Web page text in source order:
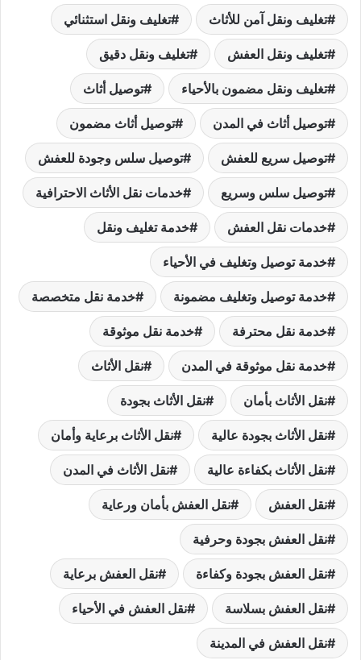
تغليف ونقل آمن للأثاث تغليف ونقل استثنائي
تغليف ونقل العفش تغليف ونقل دقيق
تغليف ونقل مضمون بالأحياء توصيل أثاث
توصيل أثاث في المدن توصيل أثاث مضمون
توصيل سريع للعفش توصيل سلس وجودة للعفش
توصيل سلس وسريع خدمات نقل الأثاث الاحترافية
خدمات نقل العفش خدمة تغليف ونقل
خدمة توصيل وتغليف في الأحياء
خدمة توصيل وتغليف مضمونة خدمة نقل متخصصة
خدمة نقل محترفة خدمة نقل موثوقة
خدمة نقل موثوقة في المدن نقل الأثاث
نقل الأثاث بأمان نقل الأثاث بجودة
نقل الأثاث بجودة عالية نقل الأثاث برعاية وأمان
نقل الأثاث بكفاءة عالية نقل الأثاث في المدن
نقل العفش نقل العفش بأمان ورعاية
نقل العفش بجودة وحرفية
نقل العفش بجودة وكفاءة نقل العفش برعاية
نقل العفش بسلاسة نقل العفش في الأحياء
نقل العفش في المدينة